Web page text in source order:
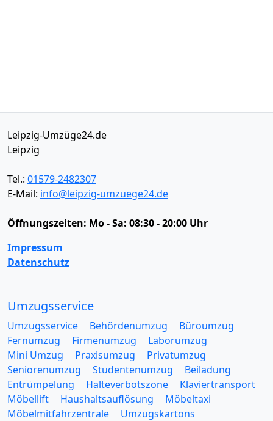
Leipzig-Umzüge24.de
Leipzig
Tel.: 01579-2482307
E-Mail: info@leipzig-umzuege24.de
Öffnungszeiten: Mo - Sa: 08:30 - 20:00 Uhr
Impressum
Datenschutz
Umzugsservice
Umzugsservice Behördenumzug
Büroumzug
Fernumzug
Firmenumzug
Laborumzug
Mini Umzug
Praxisumzug
Privatumzug
Seniorenumzug
Studentenumzug
Beiladung
Entrümpelung
Halteverbotszone
Klaviertransport
Möbellift
Haushaltsauflösung
Möbeltaxi
Möbelmitfahrzentrale
Umzugskartons